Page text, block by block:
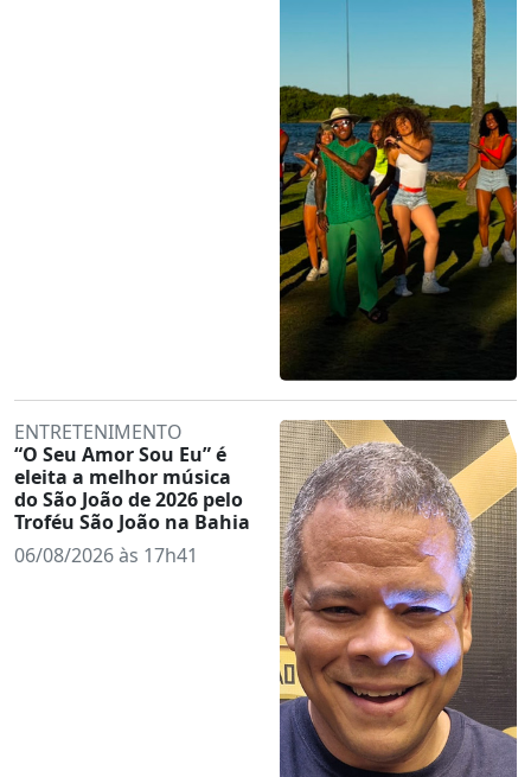
ENTRETENIMENTO
“O Seu Amor Sou Eu” é
eleita a melhor música
do São João de 2026 pelo
Troféu São João na Bahia
06/08/2026 às 17h41